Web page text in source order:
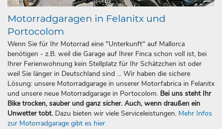
Motorradgaragen in Felanitx und
Portocolom
Wenn Sie für Ihr Motorrad eine "Unterkunft" auf Mallorca
benötigen - z.B. weil die Garage auf Ihrer Finca schon voll ist, bei
Ihrer Ferienwohnung kein Stellplatz für Ihr Schätzchen ist oder
weil Sie länger in Deutschland sind ... Wir haben die sichere
Lösung: unsere Motorradgarage in unserer Motorfabrica in Felanitx
und unsere neue Motorradgarage in Portocolom. Bei uns steht Ihr
Bike trocken, sauber und ganz sicher. Auch, wenn draußen ein
Unwetter tobt. Dazu bieten wir viele Serviceleistungen. Mehr Infos
zur Motorradgarage gibt es hier